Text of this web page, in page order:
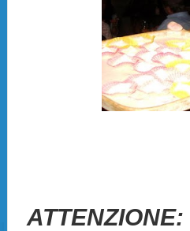
ATTENZIONE: